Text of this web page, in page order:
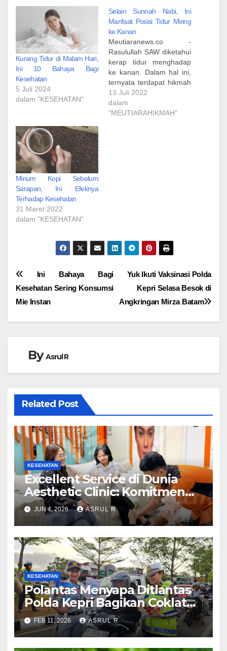
Kurang Tidur di Malam Hari,
Ini 10 Bahaya Bagi
Kesehatan
5 Juli 2024
dalam "KESEHATAN"
Selain Sunnah Nabi, Ini
Manfaat Posisi Tidur Miring
ke Kanan
Meutiaranews.co -
Rasulullah SAW diketahui
kerap tidur menghadap
ke kanan. Dalam hal ini,
ternyata terdapat hikmah
kesehatan yang dapat
disimak dari posisi tidur
miring ke kanan.
13 Juli 2022
dalam
"MEUTIARAHIKMAH"
Minum Kopi Sebelum
Sarapan, Ini Efeknya
Terhadap Kesehatan
31 Maret 2022
dalam "KESEHATAN"
Navigasi
pos
Yuk Ikuti Vaksinasi Polda
Kepri Selasa Besok di
Angkringan Mirza Batam
Ini Bahaya Bagi
Kesehatan Sering Konsumsi
Mie Instan
ByAsrul R
Related Post
KESEHATAN
Excellent Service di Dunia
Aesthetic Clinic: Komitmen
Premium Dermalove Batam
untuk Pengalaman
Perawatan Berkualitas
JUN 4, 2026 ASRUL R
KESEHATAN
Polantas Menyapa Ditlantas
Polda Kepri Bagikan Coklat
Kepada Pengendara Sebagai
Wujud Tertib Berlalu Lintas
FEB 11, 2026 ASRUL R